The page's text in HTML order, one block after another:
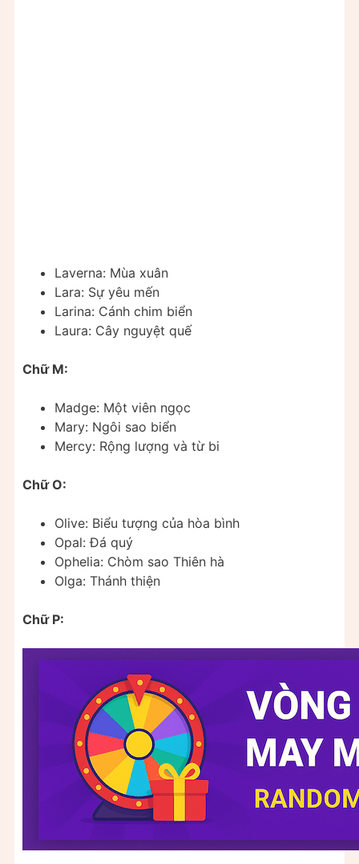
Laverna: Mùa xuân
Lara: Sự yêu mến
Larina: Cánh chim biển
Laura: Cây nguyệt quế
Chữ M:
Madge: Một viên ngọc
Mary: Ngôi sao biển
Mercy: Rộng lượng và từ bi
Chữ O:
Olive: Biểu tượng của hòa bình
Opal: Đá quý
Ophelia: Chòm sao Thiên hà
Olga: Thánh thiện
Chữ P: